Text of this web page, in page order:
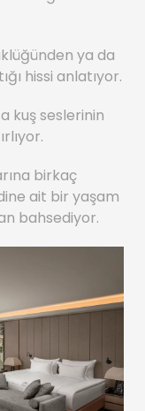
ya da
hissi anlatıyor.
kuş seslerinin
birkaç
ait bir yaşam
bahsediyor.